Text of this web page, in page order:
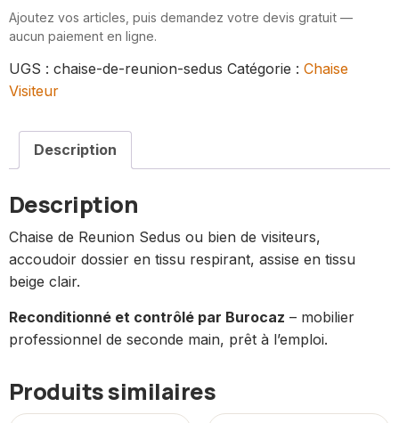
Ajoutez vos articles, puis demandez votre devis gratuit —
aucun paiement en ligne.
UGS : chaise-de-reunion-sedus Catégorie : Chaise
Visiteur
Description
Description
Chaise de Reunion Sedus ou bien de visiteurs,
accoudoir dossier en tissu respirant, assise en tissu
beige clair.
Reconditionné et contrôlé par Burocaz – mobilier
professionnel de seconde main, prêt à l’emploi.
Produits similaires